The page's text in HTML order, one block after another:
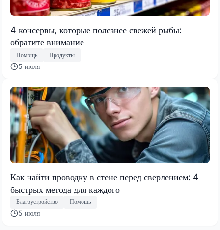
4 консервы, которые полезнее свежей рыбы:
обратите внимание
Помощь Продукты
5 июля
Как найти проводку в стене перед сверлением: 4
быстрых метода для каждого
Благоустройство Помощь
5 июля